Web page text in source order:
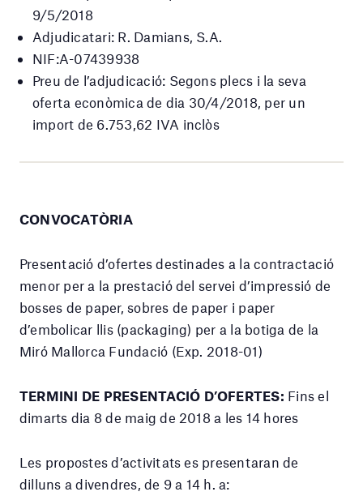
9/5/2018
Adjudicatari: R. Damians, S.A.
NIF:A-07439938
Preu de l’adjudicació: Segons plecs i la seva
oferta econòmica de dia 30/4/2018, per un
import de 6.753,62 IVA inclòs
CONVOCATÒRIA
Presentació d’ofertes destinades a la contractació
menor per a la prestació del servei d’impressió de
bosses de paper, sobres de paper i paper
d’embolicar llis (packaging) per a la botiga de la
Miró Mallorca Fundació (Exp. 2018-01)
TERMINI DE PRESENTACIÓ D’OFERTES: Fins el
dimarts dia 8 de maig de 2018 a les 14 hores
Les propostes d’activitats es presentaran de
dilluns a divendres, de 9 a 14 h. a: